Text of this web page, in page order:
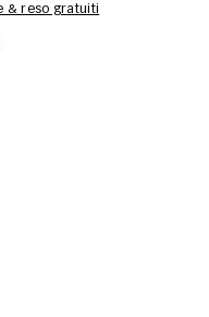
& reso gratuiti